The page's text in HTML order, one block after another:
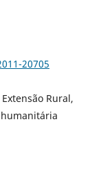
20705
Rural,